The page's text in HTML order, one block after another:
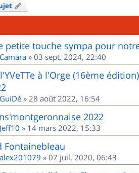
petite touche sympa pour
Camara » 03 sept. 2024, 22:40
à l'Orge (16ème
GuiDé » 28 août 2022, 16:54
2022
Jeff10 » 14 mars 2022, 15:33
Fontainebleau
alex201079 » 07 juil. 2020, 06:43